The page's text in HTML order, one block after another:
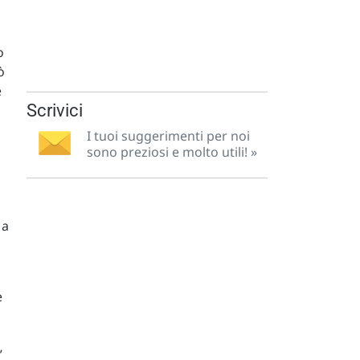
Scrivici
I tuoi suggerimenti per noi
sono preziosi e molto utili! »